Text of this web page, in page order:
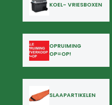
KOEL- VRIESBOXEN
OPRUIMING
OP=OP!
SLAAPARTIKELEN